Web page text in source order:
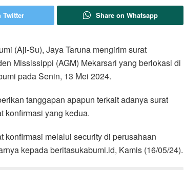
Twitter Share on Whatsapp
(Aji-Su), Jaya Taruna mengirim surat
Mississippi (AGM) Mekarsari yang berlokasi di
pada Senin, 13 Mei 2024.
tanggapan apapun terkait adanya surat
konfirmasi yang kedua.
konfirmasi melalui security di perusahaan
kepada beritasukabumi.id, Kamis (16/05/24).